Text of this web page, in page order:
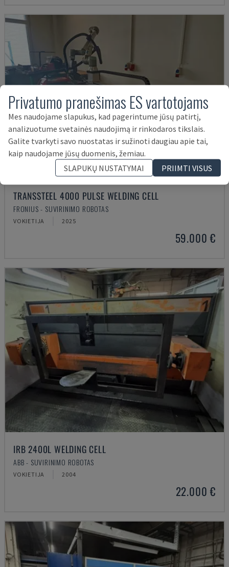
TRANSSTEEL 4000 PULSE WELDING CELL
FRONIUS - SUVIRINIMO ROBOTAS
VOKIETIJA 2025
59.000 €
IRB 2400L WELDING CELL
ABB - SUVIRINIMO ROBOTAS
VOKIETIJA 2004
22.000 €
Privatumo pranešimas ES vartotojams
Mes naudojame slapukus, kad pagerintume jūsų patirtį,
analizuotume svetainės naudojimą ir rinkodaros tikslais.
Galite tvarkyti savo nuostatas ir sužinoti daugiau apie tai,
kaip naudojame jūsų duomenis, žemiau.
SLAPUKŲ NUSTATYMAI
PRIIMTI VISUS